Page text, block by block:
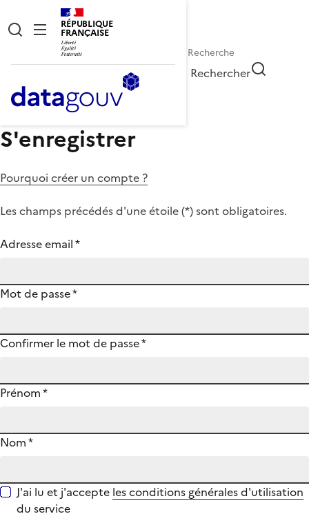
RÉPUBLIQUE
FRANÇAISE
Rechercher
S'enregistrer
Pourquoi créer un compte ?
Les champs précédés d'une étoile (*) sont obligatoires.
Adresse email*
Mot de passe*
Confirmer le mot de passe*
Prénom*
Nom*
J'ai lu et j'accepte les conditions générales d'utilisation
du service